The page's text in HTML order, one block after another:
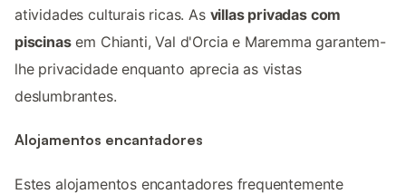
atividades culturais ricas. As villas privadas com
piscinasem Chianti, Val d'Orcia e Maremma garantem-
lhe privacidade enquanto aprecia as vistas
deslumbrantes.
Alojamentos encantadores
Estes alojamentos encantadores frequentemente